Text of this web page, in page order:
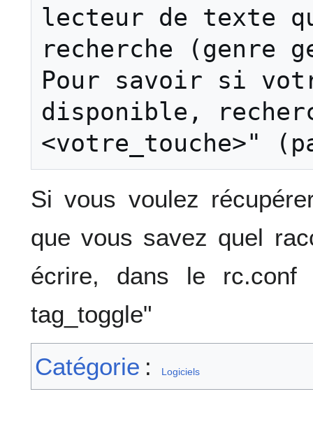
lecteur de texte
recherche
Pour savoir si
disponible,
Si vous voulez
que vous savez quel
écrire, dans le
tag_toggle"
Catégorie : Logiciels